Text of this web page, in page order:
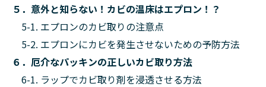
５．意外と知らない！カビの温床はエプロン！？
5-1. エプロンのカビ取りの注意点
5-2. エプロンにカビを発生させないための予防方法
６．厄介なパッキンの正しいカビ取り方法
6-1. ラップでカビ取り剤を浸透させる方法